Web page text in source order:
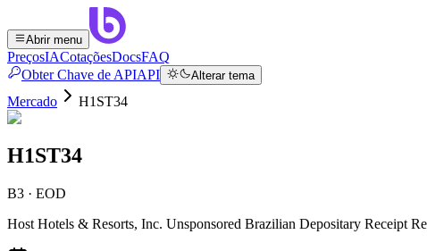
Abrir menu
PreçosIACotaçõesDocsFAQ
Obter Chave de APIAPI Alterar tema
Mercado H1ST34
H1ST34
B3 · EOD
Host Hotels & Resorts, Inc. Unsponsored Brazilian Depositary Receipt